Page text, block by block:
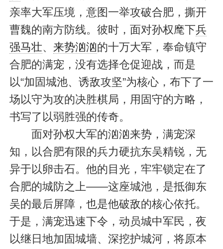
亲率大军压境，意图一举攻破合肥，撕开
曹魏的南方防线。彼时，面对孙权麾下兵
强马壮、 来势汹汹的十万大军，奉命镇守
合肥的满宠，没有选择仓促迎战，而是
以“加固城池、诱敌攻坚”为核心，布下了一
场以守为攻的决胜棋局，用固守的方略，
书写了以弱胜强的传奇。
面对孙权大军的汹汹来势，满宠深
知，以合肥有限的兵力硬抗东吴精锐，无
异于以卵击石。他的目光，牢牢锁定在了
合肥的城防之上——这座城池，是抵御东
吴的最后屏障，也是他破敌的核心依托。
于是，满宠迅速下令，动员城中军民，夜
以继日地加固城墙、深挖护城河，将原本